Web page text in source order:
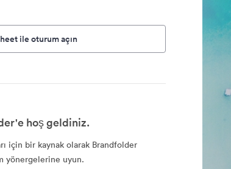
ile oturum açın
hoş geldiniz.
için bir kaynak olarak Brandfolder
yönergelerine uyun.